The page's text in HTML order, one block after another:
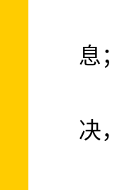
息；
决